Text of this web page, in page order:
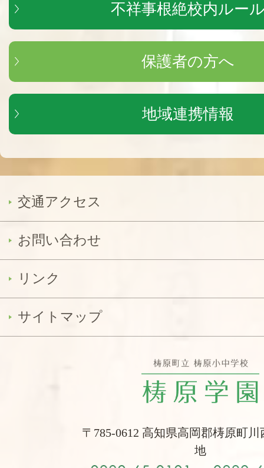
不祥事根絶校内ルー
保護者の方へ
地域連携情報
交通アクセス
お問い合わせ
リンク
サイトマップ
〒785-0612 高知県高岡郡梼原町川
地